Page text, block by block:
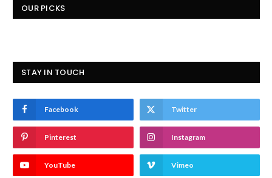
OUR PICKS
STAY IN TOUCH
Facebook Twitter
Pinterest Instagram
YouTube Vimeo